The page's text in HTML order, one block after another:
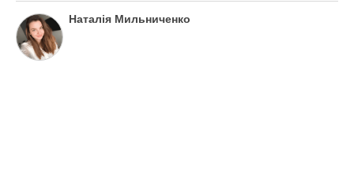
Наталія Мильниченко